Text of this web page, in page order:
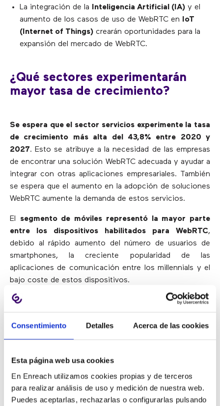
Consentimiento Detalles Acerca de las cookies
Esta página web usa cookies
En Enreach utilizamos cookies propias y de terceros
para realizar análisis de uso y medición de nuestra web.
Puedes aceptarlas, rechazarlas o configurarlas pulsando
La integración de la
Inteligencia Artificial (IA) y el
aumento de los casos de uso de WebRTC en
IoT
(Internet of Things) crearán oportunidades para la
expansión del mercado de WebRTC.
¿Qué sectores experimentarán
mayor tasa de crecimiento?
Se espera que el sector servicios experimente la tasa
de crecimiento más alta del 43,8% entre 2020 y
2027. Esto se atribuye a la necesidad de las empresas
de encontrar una solución WebRTC adecuada y ayudar a
integrar con otras aplicaciones empresariales. También
se espera que el aumento en la adopción de soluciones
WebRTC aumente la demanda de estos servicios.
El segmento de móviles representó la mayor parte
entre los dispositivos habilitados para WebRTC,
debido al rápido aumento del número de usuarios de
smartphones, la creciente popularidad de las
aplicaciones de comunicación entre los millennials y el
bajo coste de estos dispositivos.
Además, se espera que
adopción significativa de
innovadores impulsen el crecimiento del mercado
WebRTC.
¿Qué regiones crecerán más?
Según la región,el mercado global de comunicación